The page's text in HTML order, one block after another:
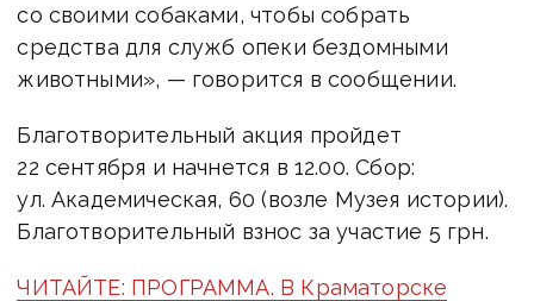
со своими собаками, чтобы собрать
средства для служб опеки бездомными
животными», — говорится в сообщении.
Благотворительный акция пройдет
22 сентября и начнется в 12.00. Сбор:
ул. Академическая, 60 (возле Музея истории).
Благотворительный взнос за участие 5 грн.
ЧИТАЙТЕ: ПРОГРАММА. В Краматорске